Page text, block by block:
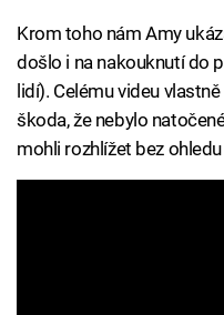
Krom toho nám Amy
došlo i na nakouknutí do
lidí). Celému videu
škoda, že nebylo
mohli rozhlížet bez